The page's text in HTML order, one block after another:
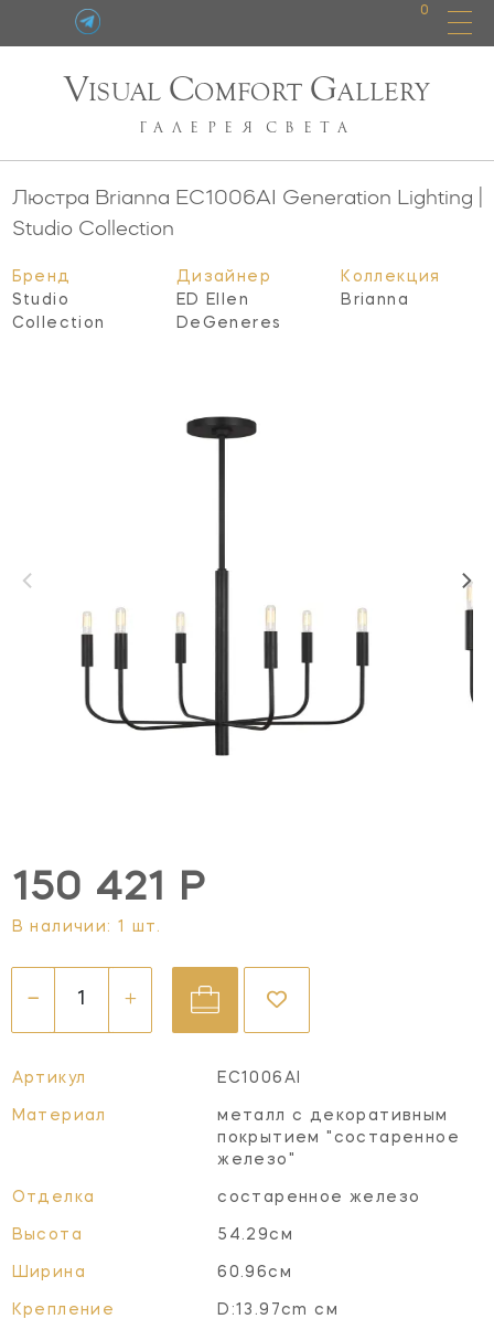
0
VISUAL COMFORT GALLERY
ГАЛЕРЕЯ СВЕТА
Люстра Brianna EC1006AI Generation Lighting |
Studio Collection
Бренд
Studio
Collection
Дизайнер
ED Ellen
DeGeneres
Коллекция
Brianna
150 421 Р
В наличии: 1 шт.
Артикул EC1006AI
Материал
металл с декоративным
покрытием "состаренное
железо"
Отделка состаренное железо
Высота 54.29см
Ширина 60.96см
Крепление D:13.97cm см